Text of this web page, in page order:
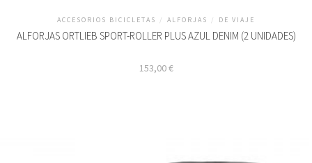
ACCESORIOS BICICLETAS / ALFORJAS / DE VIAJE
ALFORJAS ORTLIEB SPORT-ROLLER PLUS AZUL DENIM (2 UNIDADES)
153,00€